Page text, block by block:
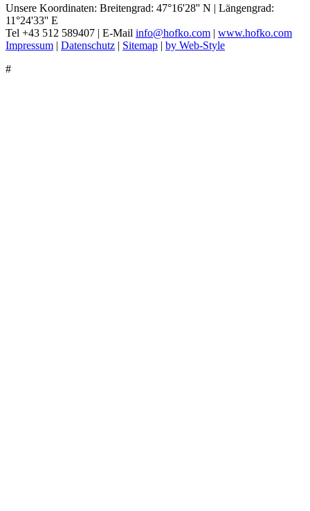
Unsere Koordinaten: Breitengrad: 47°16'28'' N | Längengrad:
11°24'33'' E
Tel +43 512 589407 | E-Mail info@hofko.com | www.hofko.com
Impressum | Datenschutz | Sitemap | by Web-Style
#